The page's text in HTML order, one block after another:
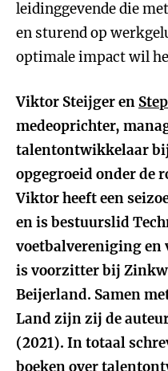
leidinggevende die
en sturend op
optimale impact wil
Viktor Steijger en
medeoprichter,
talentontwikkelaar
opgegroeid onder de
Viktor heeft een
en is bestuurslid
voetbalvereniging en
is voorzitter bij
Beijerland. Samen
Land zijn zij de
(2021). In totaal
boeken over